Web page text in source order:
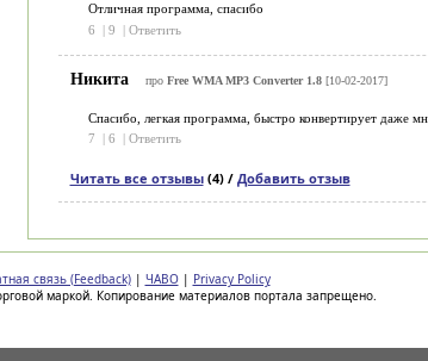
Отличная программа, спасибо
6
| 9 | Ответить
Никита про Free WMA MP3 Converter 1.8[10-02-2017]
Спасибо, легкая программа, быстро конвертирует даже
7
| 6 | Ответить
Читать все отзывы(4) / Добавить отзыв
связь (Feedback) | ЧАВО | Privacy Policy
маркой. Копирование материалов портала запрещено.